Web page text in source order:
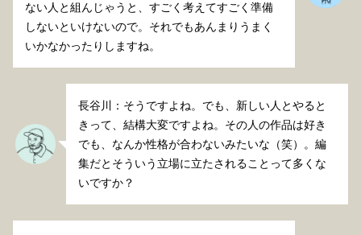
ない人と組んじゃうと、すごく考えてすごく準備
しないといけないので。それでもあんまりうまく
いかなかったりしますね。
長谷川：そうですよね。でも、新しい人とやると
きって、結構大変ですよね。その人の作品は好き
でも、なんか性格が合わないみたいな（笑）。編
集だとそういう立場に立たされることって多くな
いですか？